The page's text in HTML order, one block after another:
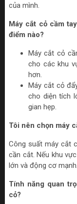
của mình.
Máy cắt cỏ cầm
điểm nào?
Máy cắt cỏ
cho các khu
hơn.
Máy cắt cỏ
cho diện tích
gian hẹp.
Tôi nên chọn máy
Công suất máy cắt
cần cắt. Nếu khu
lớn và động cơ mạnh.
Tính năng quan
cỏ?